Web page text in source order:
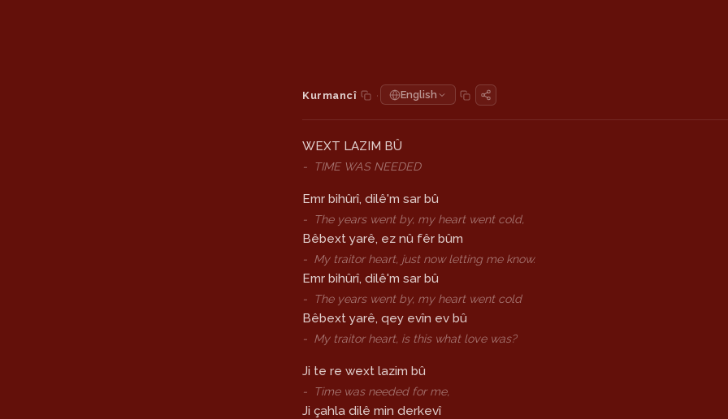
Kurmancî · English
WEXT LAZIM BÛ
- TIME WAS NEEDED
Emr bihûrî, dilê'm sar bû
- The years went by, my heart went cold,
Bêbext yarê, ez nû fêr bûm
- My traitor heart, just now letting me know.
Emr bihûrî, dilê'm sar bû
- The years went by, my heart went cold
Bêbext yarê, qey evîn ev bû
- My traitor heart, is this what love was?
Ji te re wext lazim bû
- Time was needed for me,
Ji çahla dilê min derkevî